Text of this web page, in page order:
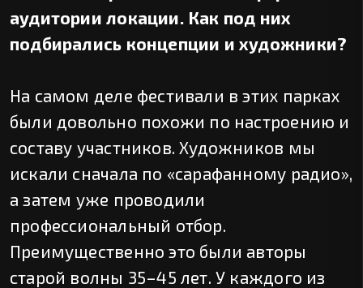
аудитории локации. Как под них
подбирались концепции и художники?
На самом деле фестивали в этих парках
были довольно похожи по настроению и
составу участников. Художников мы
искали сначала по «сарафанному радио»,
а затем уже проводили
профессиональный отбор.
Преимущественно это были авторы
старой волны 35–45 лет. У каждого из